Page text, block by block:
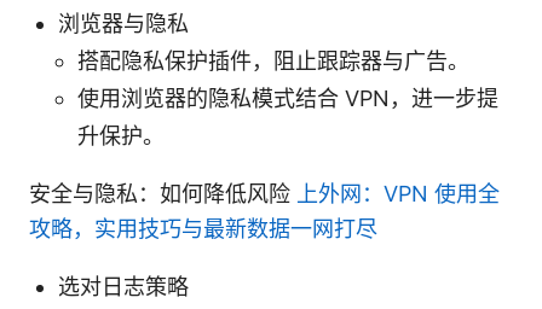
浏览器与隐私
搭配隐私保护插件，阻止跟踪器与广告。
使用浏览器的隐私模式结合 VPN，进一步提
升保护。
安全与隐私：如何降低风险
上外网：VPN 使用全
攻略，实用技巧与最新数据一网打尽
选对日志策略